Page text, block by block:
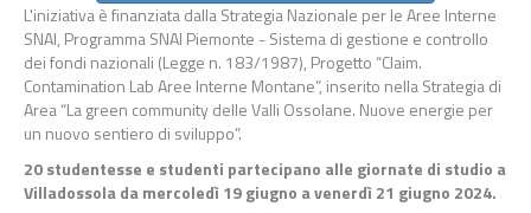
L'iniziativa è finanziata dalla Strategia Nazionale per le Aree Interne
SNAI, Programma SNAI Piemonte - Sistema di gestione e controllo
dei fondi nazionali (Legge n. 183/1987), Progetto “Claim.
Contamination Lab Aree Interne Montane”, inserito nella Strategia di
Area “La green community delle Valli Ossolane. Nuove energie per
un nuovo sentiero di sviluppo”.
20 studentesse e studenti partecipano alle giornate di studio a
Villadossola da mercoledì 19 giugno a venerdì 21 giugno 2024.